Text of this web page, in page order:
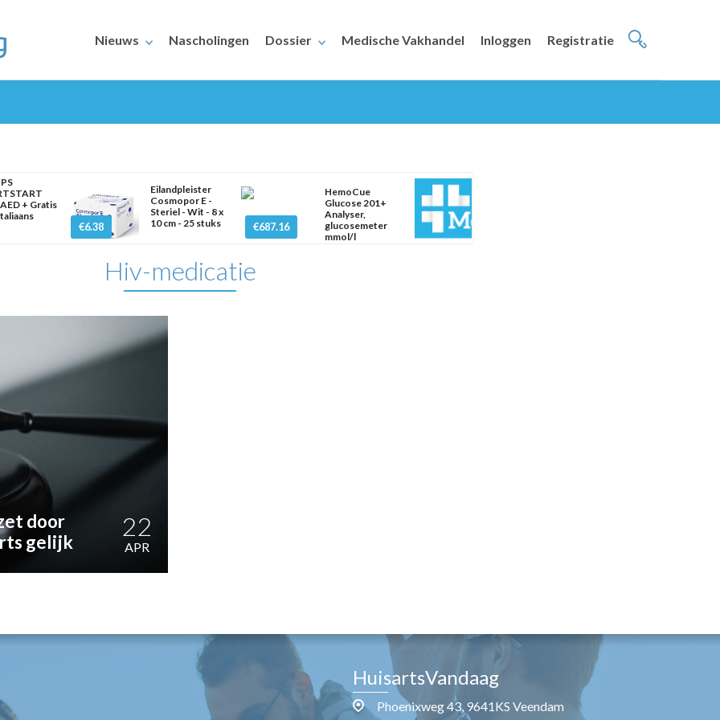
Nieuws Nascholingen Dossier Medische Vakhandel Inloggen Registratie
+ Gratis
€6.38
Eilandpleister
Cosmopor E -
Steriel - Wit - 8 x
10 cm - 25 stuks
€687.16
HemoCue
Glucose 201+
Analyser,
glucosemeter
mmol/l
Hiv-medicatie
door
gelijk
22
APR
HuisartsVandaag
Phoenixweg 43, 9641KS Veendam